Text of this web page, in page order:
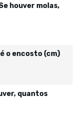
houver molas,
o encosto (cm)
quantos